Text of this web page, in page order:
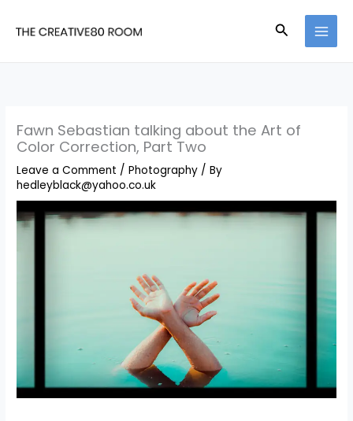
Search
Fawn Sebastian talking about the Art of
Color Correction, Part Two
Leave a Comment /Photography / By
hedleyblack@yahoo.co.uk